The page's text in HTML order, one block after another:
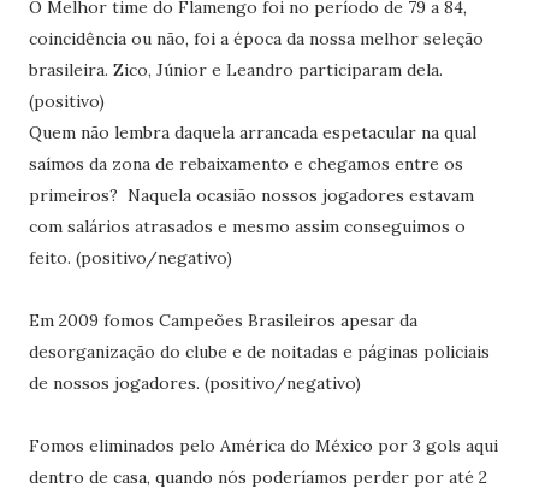
O Melhor time do Flamengo foi no período de 79 a 84,
coincidência ou não, foi a época da nossa melhor seleção
brasileira. Zico, Júnior e Leandro participaram dela.
(positivo)
Quem não lembra daquela arrancada espetacular na qual
saímos da zona de rebaixamento e chegamos entre os
primeiros? Naquela ocasião nossos jogadores estavam
com salários atrasados e mesmo assim conseguimos o
feito. (positivo/negativo)
Em 2009 fomos Campeões Brasileiros apesar da
desorganização do clube e de noitadas e páginas policiais
de nossos jogadores. (positivo/negativo)
Fomos eliminados pelo América do México por 3 gols aqui
dentro de casa, quando nós poderíamos perder por até 2